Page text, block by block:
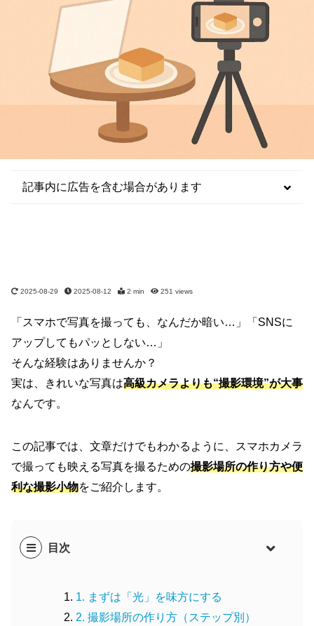
2025-08-29 2025-08-12 2 min 251 views
記事内に広告を含む場合があります
「スマホで写真を撮っても、なんだか暗い…」「SNSに
アップしてもパッとしない…」
そんな経験はありませんか？
実は、きれいな写真は高級カメラよりも“撮影環境”が大事
なんです。
この記事では、文章だけでもわかるように、スマホカメラ
で撮っても映える写真を撮るための撮影場所の作り方や便
利な撮影小物をご紹介します。
目次
1. まずは「光」を味方にする
2. 撮影場所の作り方（ステップ別）